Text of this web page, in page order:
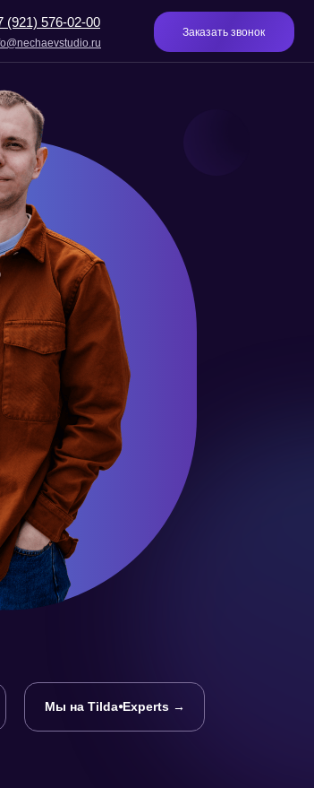
Заказать звонок
Мы на Tilda⦁Experts →